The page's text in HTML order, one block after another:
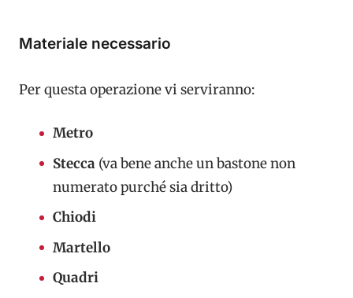
Materiale necessario
Per questa operazione vi serviranno:
Metro
Stecca (va bene anche un bastone non
numerato purché sia dritto)
Chiodi
Martello
Quadri